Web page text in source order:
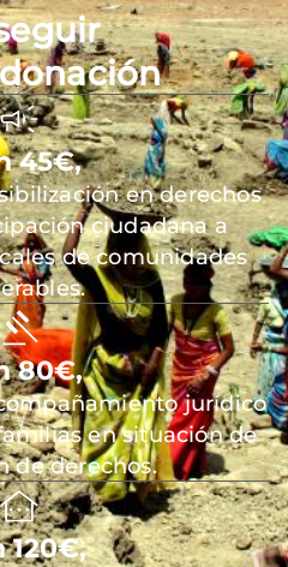
45€,
en derechos
ciudadana a
de comunidades
80€,
jurídico
en situación de
de derechos.
120€,